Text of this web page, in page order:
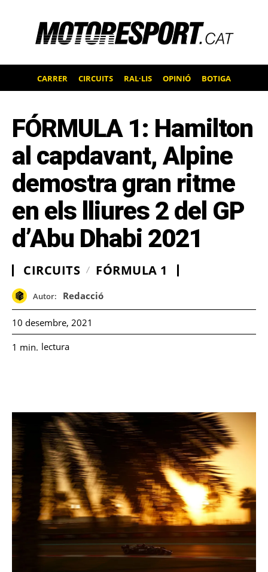
CARRER CIRCUITS RAL·LIS OPINIÓ BOTIGA
FÓRMULA 1: Hamilton
al capdavant, Alpine
demostra gran ritme
en els lliures 2 del GP
d’Abu Dhabi 2021
CIRCUITS FÓRMULA 1
Autor: Redacció
10 desembre, 2021
1 min. lectura